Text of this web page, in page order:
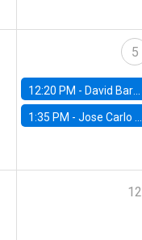
5
12:20 PM - David Bardey, Universidad de los Andes - CEDE
1:35 PM -Jose Carlo Bermudez, UC (ME) & World Bank
12